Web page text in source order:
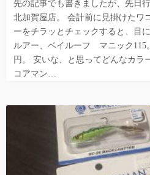
先の記事でも書きましたが、先日
北加賀屋店。 会計前に見掛けたワ
ーをチラッとチェックすると、目
ルアー、ベイルーフ マニック115
円。 安いな、と思ってどんなカラ
コアマン…